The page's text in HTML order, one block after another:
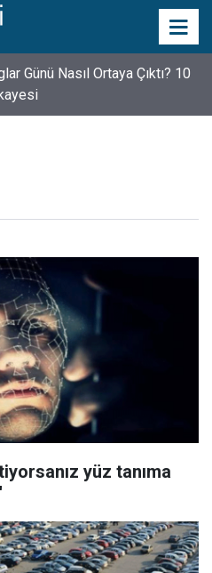
Günü Nasıl Ortaya Çıktı? 10
yüz tanıma